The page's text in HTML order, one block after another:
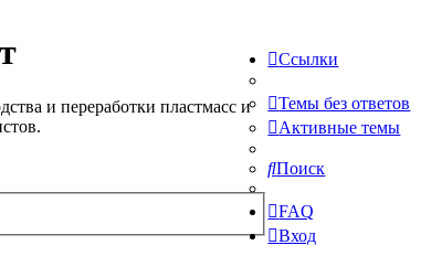
и переработки пластмасс и
Ссылки
Темы без ответов
Активные темы
Поиск
FAQ
Вход